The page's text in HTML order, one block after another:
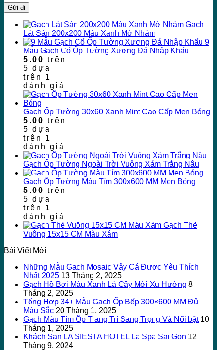
Gạch
Lát Sàn 200x200 Màu Xanh Mờ Nhám
9
Mẫu Gạch Cổ Ốp Tường Xương Đá Nhập Khẩu
5.00 trên
5 dựa
trên 1
đánh giá
Gạch Ốp Tường 30x60 Xanh Mint Cao Cấp Men Bóng
5.00 trên
5 dựa
trên 1
đánh giá
Gạch Ốp Tường Ngoài Trời Vuông Xám Trắng Nâu
Gạch Ốp Tường Màu Tím 300x600 MM Men Bóng
5.00 trên
5 dựa
trên 1
đánh giá
Gạch Thẻ
Vuông 15x15 CM Màu Xám
Bài Viết Mới
Những Mẫu Gạch Mosaic Vảy Cá Được Yêu Thích
Nhất 2025 13 Tháng 2, 2025
Gạch Hồ Bơi Màu Xanh Lá Cây Mới Xu Hướng 8
Tháng 2, 2025
Tổng Hợp 34+ Mẫu Gạch Ốp Bếp 300×600 MM Đủ
Màu Sắc 20 Tháng 1, 2025
Gạch Màu Tím Ốp Trang Trí Sang Trọng Và Nổi bật 10
Tháng 1, 2025
Khách Sạn LA SIESTA HOTEL La Spa Sai Gon 12
Tháng 9, 2024